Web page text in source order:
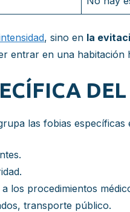
, sino en la
entrar en una habitación
las fobias
los procedimientos
transporte público.